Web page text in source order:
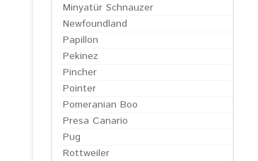
Minyatür Schnauzer
Newfoundland
Papillon
Pekinez
Pincher
Pointer
Pomeranian Boo
Presa Canario
Pug
Rottweiler